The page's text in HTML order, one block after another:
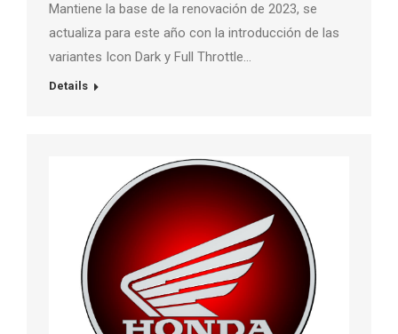
Mantiene la base de la renovación de 2023, se
actualiza para este año con la introducción de las
variantes Icon Dark y Full Throttle…
Details